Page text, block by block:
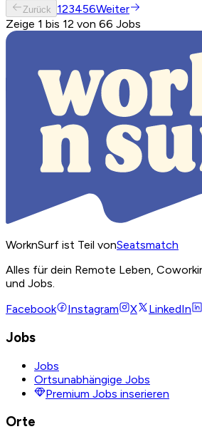
Zurück 123456Weiter
Zeige 1 bis 12 von 66 Jobs
WorknSurf ist Teil vonSeatsmatch
Alles für dein Remote Leben,
und Jobs.
Facebook
Instagram X LinkedIn
Jobs
Jobs
Ortsunabhängige Jobs
Premium Jobs inserieren
Orte